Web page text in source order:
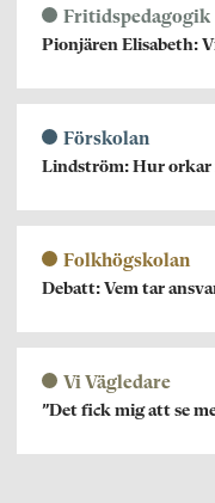
Fritidspedagogik
Pionjären Elisabeth:
Förskolan
Lindström: Hur orkar
Folkhögskolan
Debatt: Vem tar
Vi Vägledare
”Det fick mig att se